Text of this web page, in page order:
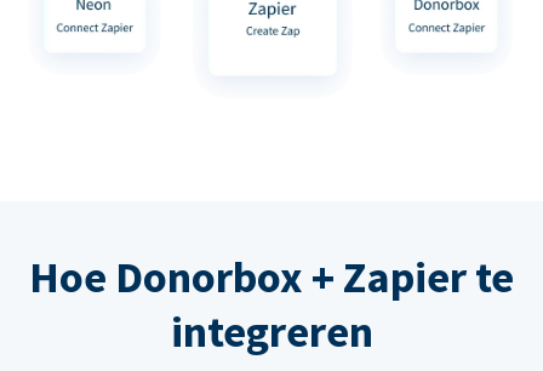
Hoe Donorbox + Zapier te
integreren